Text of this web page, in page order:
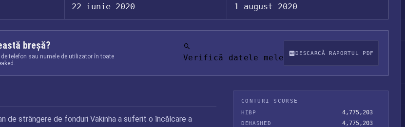
22 iunie 2020 1 august 2020
breșă?
telefon sau numele de utilizator în toate
Verifică datele mele DESCARCĂ RAPORTUL PDF
de strângere de fonduri Vakinha a suferit o încălcare a
CONTURI SCURSE
HIBP
4,775,203
DEHASHED 4,775,203